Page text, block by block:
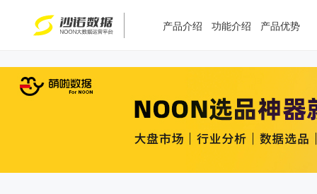
产品介绍 功能介绍 产品优势